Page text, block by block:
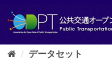
し
データセット